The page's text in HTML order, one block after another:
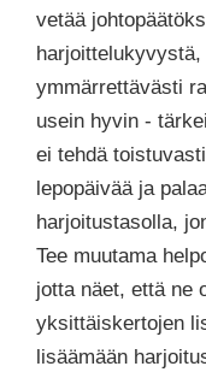
vetää
ymmärrettävästi
usein hyvin -
ei tehdä
lepopäivää ja
harjoitustasolla,
Tee muutama
jotta näet, että ne
yksittäiskertojen
lisäämään